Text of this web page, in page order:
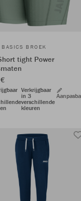
BASICS BROEK
tight Power
Verkrijgbaar
in 3
verschillende
kleuren